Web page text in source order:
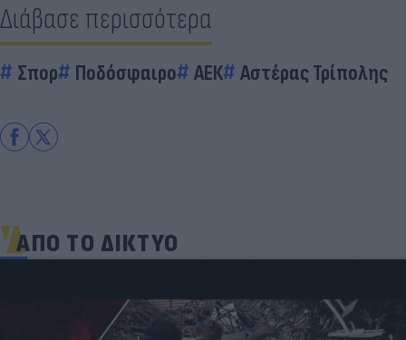
Διάβασε περισσότερα
Σπορ Ποδόσφαιρο ΑΕΚ Αστέρας Τρίπολης
ΑΠΟ ΤΟ ΔΙΚΤΥΟ